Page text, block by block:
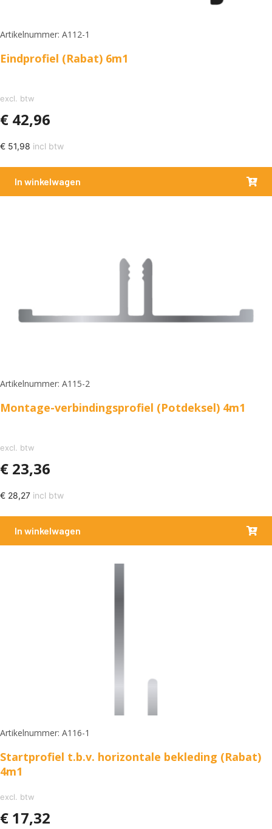
Artikelnummer: A112-1
Eindprofiel (Rabat) 6m1
excl. btw
€ 42,96
€ 51,98 incl btw
In winkelwagen
Artikelnummer: A115-2
Montage-verbindingsprofiel (Potdeksel) 4m1
excl. btw
€ 23,36
€ 28,27 incl btw
In winkelwagen
Artikelnummer: A116-1
Startprofiel t.b.v. horizontale bekleding (Rabat)
4m1
excl. btw
€ 17,32